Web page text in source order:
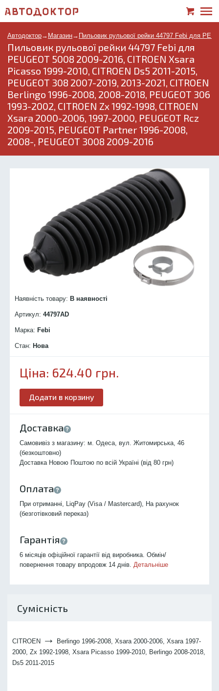
Автодоктор→ Магазин→ Пильовик рульової рейки 44797 Febi для
Пильовик рульової рейки 44797 Febi для
PEUGEOT 5008 2009-2016, CITROEN Xsara
Picasso 1999-2010, CITROEN Ds5 2011-2015,
PEUGEOT 308 2007-2019, 2013-2021, CITROEN
Berlingo 1996-2008, 2008-2018, PEUGEOT 306
1993-2002, CITROEN Zx 1992-1998, CITROEN
Xsara 2000-2006, 1997-2000, PEUGEOT Rcz
2009-2015, PEUGEOT Partner 1996-2008,
2008-, PEUGEOT 3008 2009-2016
Наявність товару: В наявності
Артикул: 44797AD
Марка: Febi
Стан: Нова
Ціна: 624.40 грн.
Додати в корзину
Доставка
Самовивіз з магазину: м. Одеса, вул. Житомирська, 46
(безкоштовно)
Доставка Новою Поштою по всій Україні (від 80 грн)
Оплата
При отриманні, LiqPay (Visa / Mastercard), На рахунок
(безготівковий переказ)
Гарантія
6 місяців офіційної гарантії від виробника. Обмін/
повернення товару впродовж 14 днів. Детальніше
Сумісність
CITROEN →
Berlingo 1996-2008, Xsara 2000-2006, Xsara 1997-
2000, Zx 1992-1998, Xsara Picasso 1999-2010, Berlingo 2008-2018,
Ds5 2011-2015